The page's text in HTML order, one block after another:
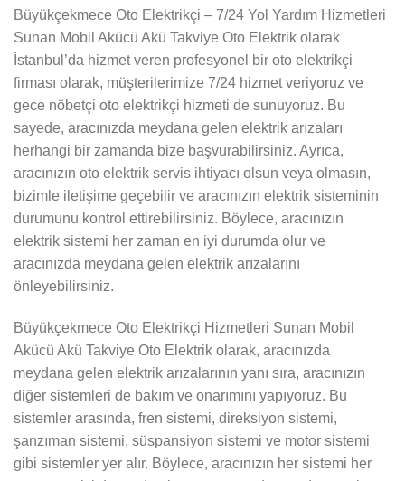
Büyükçekmece Oto Elektrikçi – 7/24 Yol Yardım Hizmetleri
Sunan Mobil Akücü Akü Takviye Oto Elektrik olarak
İstanbul’da hizmet veren profesyonel bir oto elektrikçi
firması olarak, müşterilerimize 7/24 hizmet veriyoruz ve
gece nöbetçi oto elektrikçi hizmeti de sunuyoruz. Bu
sayede, aracınızda meydana gelen elektrik arızaları
herhangi bir zamanda bize başvurabilirsiniz. Ayrıca,
aracınızın oto elektrik servis ihtiyacı olsun veya olmasın,
bizimle iletişime geçebilir ve aracınızın elektrik sisteminin
durumunu kontrol ettirebilirsiniz. Böylece, aracınızın
elektrik sistemi her zaman en iyi durumda olur ve
aracınızda meydana gelen elektrik arızalarını
önleyebilirsiniz.
Büyükçekmece Oto Elektrikçi Hizmetleri Sunan Mobil
Akücü Akü Takviye Oto Elektrik olarak, aracınızda
meydana gelen elektrik arızalarının yanı sıra, aracınızın
diğer sistemleri de bakım ve onarımını yapıyoruz. Bu
sistemler arasında, fren sistemi, direksiyon sistemi,
şanzıman sistemi, süspansiyon sistemi ve motor sistemi
gibi sistemler yer alır. Böylece, aracınızın her sistemi her